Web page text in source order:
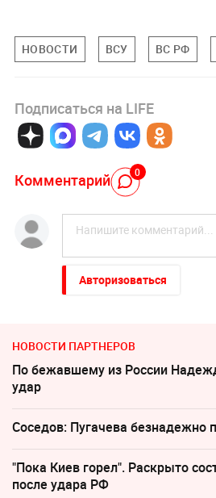
НОВОСТИ ВСУ ВС РФ
Подписаться на LIFE
Комментарий 0
Авторизоваться
НОВОСТИ ПАРТНЕРОВ
По бежавшему из России
удар
Соседов: Пугачева безнадежно
"Пока Киев горел". Раскрыто
после удара РФ